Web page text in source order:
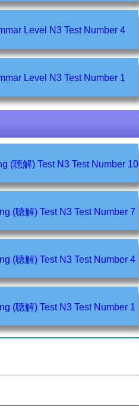
Grammar Level N3 Test Number 4
Grammar Level N3 Test Number 1
Listening (聴解) Test N3 Test Number 10
Listening (聴解) Test N3 Test Number 7
Listening (聴解) Test N3 Test Number 4
Listening (聴解) Test N3 Test Number 1